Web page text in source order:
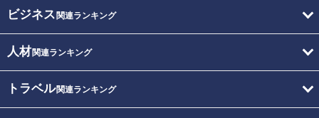
ビジネス 関連ランキング
人材関連ランキング
トラベル関連ランキング